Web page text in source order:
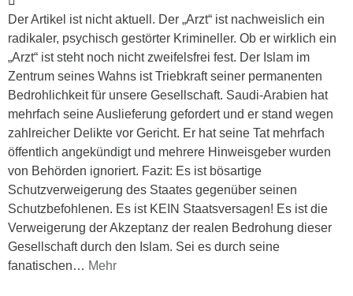
Der Artikel ist nicht aktuell. Der „Arzt“ ist nachweislich ein
radikaler, psychisch gestörter Krimineller. Ob er wirklich ein
„Arzt“ ist steht noch nicht zweifelsfrei fest. Der Islam im
Zentrum seines Wahns ist Triebkraft seiner permanenten
Bedrohlichkeit für unsere Gesellschaft. Saudi-Arabien hat
mehrfach seine Auslieferung gefordert und er stand wegen
zahlreicher Delikte vor Gericht. Er hat seine Tat mehrfach
öffentlich angekündigt und mehrere Hinweisgeber wurden
von Behörden ignoriert. Fazit: Es ist bösartige
Schutzverweigerung des Staates gegenüber seinen
Schutzbefohlenen. Es ist KEIN Staatsversagen! Es ist die
Verweigerung der Akzeptanz der realen Bedrohung dieser
Gesellschaft durch den Islam. Sei es durch seine
fanatischen… Mehr